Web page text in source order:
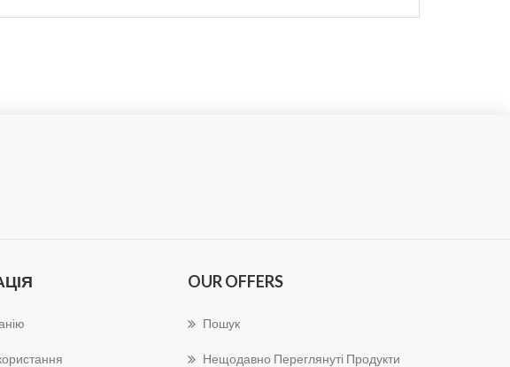
OUR OFFERS
Пошук
Нещодавно Переглянуті Продукти